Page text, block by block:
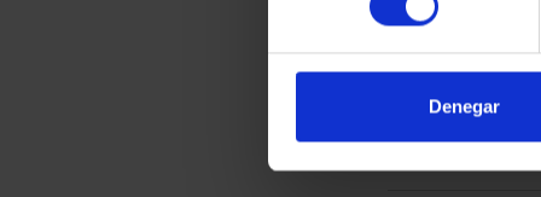
Denegar
ORDENAR POR: